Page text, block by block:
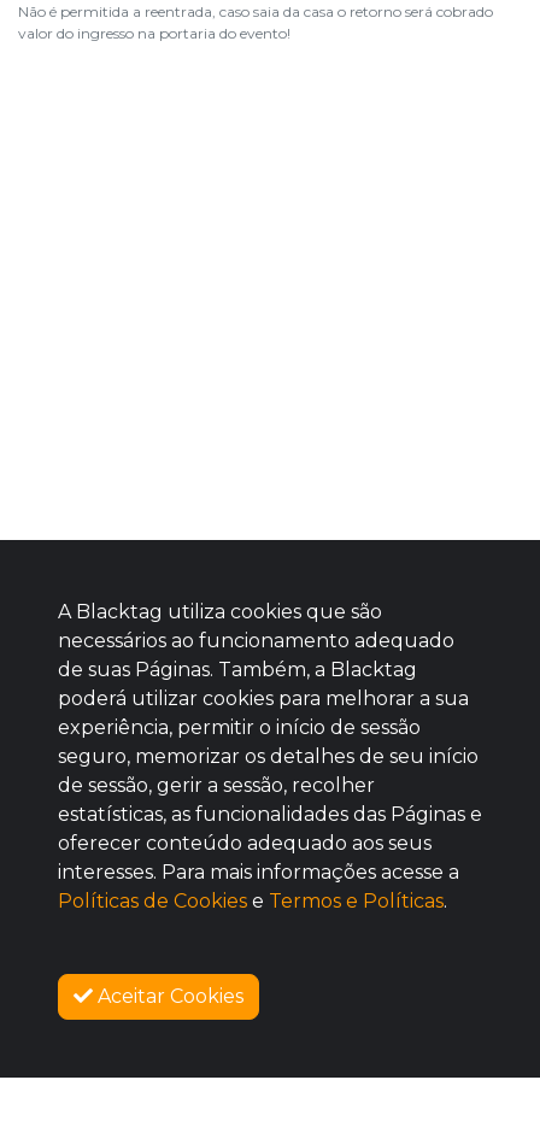
Não é permitida a reentrada, caso saia da casa o retorno será cobrado
valor do ingresso na portaria do evento!
Baixe agora nosso app
SOBRE NÓS
A Blacktag utiliza cookies que são
necessários ao funcionamento adequado
de suas Páginas. Também, a Blacktag
poderá utilizar cookies para melhorar a sua
experiência, permitir o início de sessão
seguro, memorizar os detalhes de seu início
de sessão, gerir a sessão, recolher
estatísticas, as funcionalidades das Páginas e
oferecer conteúdo adequado aos seus
interesses. Para mais informações acesse a
Políticas de Cookies e Termos e Políticas.
Aceitar Cookies